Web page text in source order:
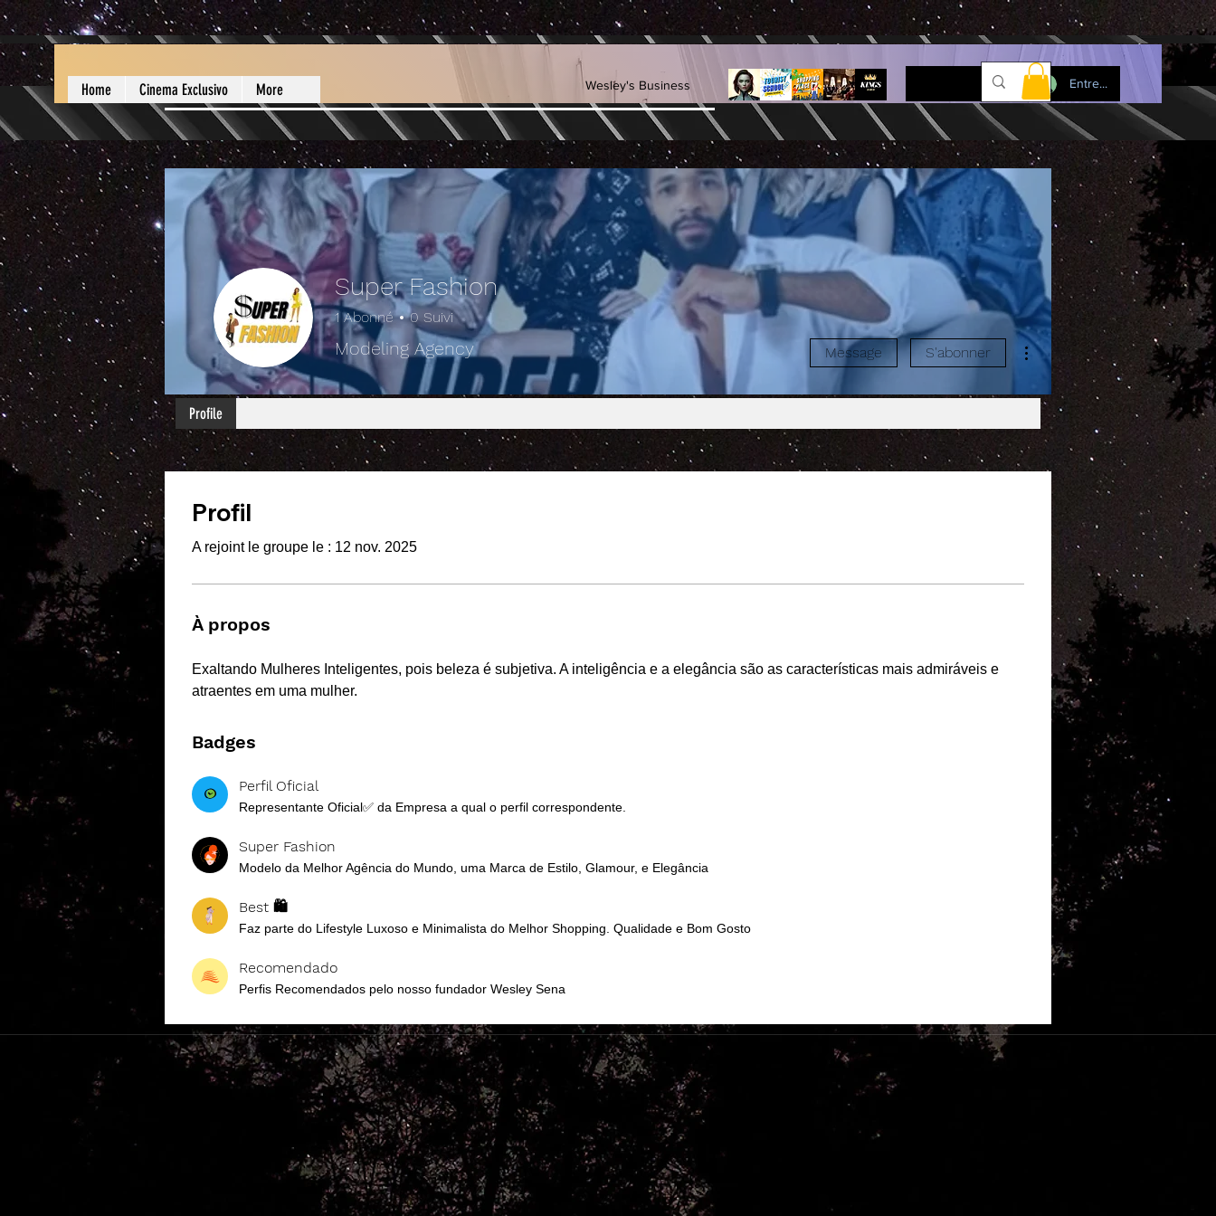
Home Cinema Exclusivo More Wesley's Business Entre...
Profil
A rejoint le groupe le : 12 nov. 2025
À propos
Exaltando Mulheres Inteligentes, pois beleza é subjetiva. A inteligência e a elegância são as características mais admiráveis e
atraentes em uma mulher.
Badges
Perfil Oficial
Representante Oficial✅ da Empresa a qual o perfil correspondente.
Super Fashion
Modelo da Melhor Agência do Mundo, uma Marca de Estilo, Glamour, e Elegância
Best 🛍️
Faz parte do Lifestyle Luxoso e Minimalista do Melhor Shopping. Qualidade e Bom Gosto
Recomendado
Perfis Recomendados pelo nosso fundador Wesley Sena
Super Fashion
1 Abonné 0 Suivi
Modeling Agency
Perfil Oficial Super Fashion Best 🛍️ Recomendado
Message S'abonner
Plus d'actions
Profile